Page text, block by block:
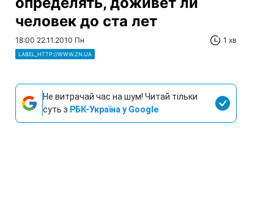
человек до ста лет
18:00 22.11.2010 Пн 1 хв
LABEL_HTTP://WWW.ZN.UA
Не витрачай час на шум! Читай тільки
суть з РБК-Україна у Google